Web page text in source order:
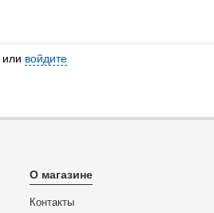
или войдите
О магазине
Контакты